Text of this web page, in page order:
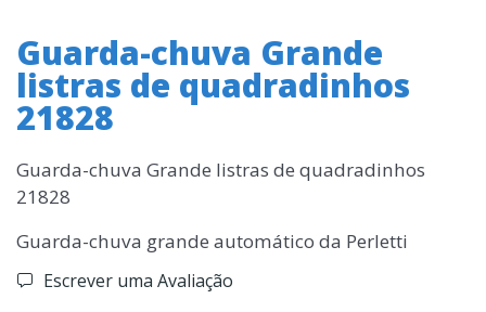
Guarda-chuva Grande
listras de quadradinhos
21828
Guarda-chuva Grande listras de quadradinhos
21828
Guarda-chuva grande automático da Perletti
Escrever uma Avaliação